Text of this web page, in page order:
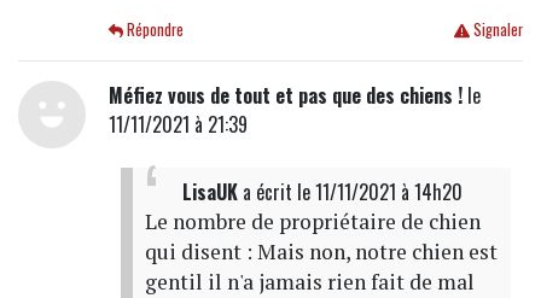
Signaler
Répondre
Méfiez vous de tout et pas que des chiens !le
11/11/2021 à 21:39
LisaUKa écrit le 11/11/2021 à 14h20
Le nombre de propriétaire de chien
qui disent : Mais non, notre chien est
gentil il n'a jamais rien fait de mal